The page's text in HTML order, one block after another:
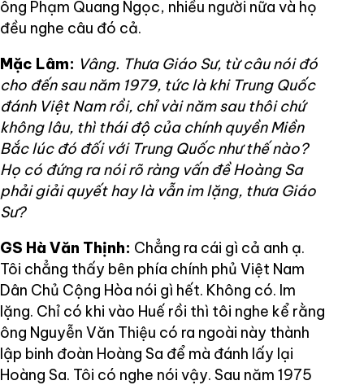
ông Phạm Quang Ngọc, nhiều người nữa và họ
đều nghe câu đó cả.
Mặc Lâm: Vâng. Thưa Giáo Sư, từ câu nói đó
cho đến sau năm 1979, tức là khi Trung Quốc
đánh Việt Nam rồi, chỉ vài năm sau thôi chứ
không lâu, thì thái độ của chính quyền Miền
Bắc lúc đó đối với Trung Quốc như thế nào?
Họ có đứng ra nói rõ ràng vấn đề Hoàng Sa
phải giải quyết hay là vẫn im lặng, thưa Giáo
Sư?
GS Hà Văn Thịnh: Chẳng ra cái gì cả anh ạ.
Tôi chẳng thấy bên phía chính phủ Việt Nam
Dân Chủ Cộng Hòa nói gì hết. Không có. Im
lặng. Chỉ có khi vào Huế rồi thì tôi nghe kể rằng
ông Nguyễn Văn Thiệu có ra ngoài này thành
lập binh đoàn Hoàng Sa để mà đánh lấy lại
Hoàng Sa. Tôi có nghe nói vậy. Sau năm 1975